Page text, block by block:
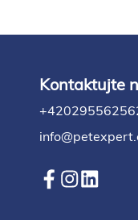
Kontaktujte